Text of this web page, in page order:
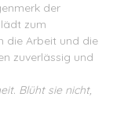
der
zum
die Arbeit und die
zuverlässig und
Blüht sie nicht,